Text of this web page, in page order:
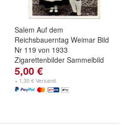
Salem Auf dem
Reichsbauerntag Weimar Bild
Nr 119 von 1933
Zigarettenbilder Sammelbild
5,00 €
+ 1,30 € Versand